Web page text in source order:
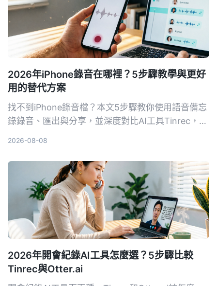
2026年iPhone錄音在哪裡？5步驟教學與更好
用的替代方案
找不到iPhone錄音檔？本文5步驟教你使用語音備忘
錄錄音、匯出與分享，並深度對比AI工具Tinrec，讓
2026-08-08
2026年開會紀錄AI工具怎麼選？5步驟比較
Tinrec與Otter.ai